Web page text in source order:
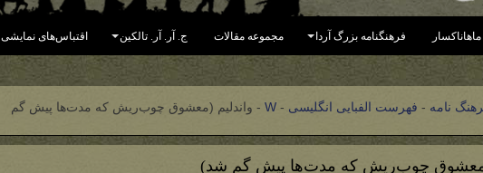
فرهنگنامه بزرگ آردا مجموعه مقالات ج. آر. آر. تالکین اقتباس‌های نمایشی
نامه - فهرست الفبایی انگلیسی -
W
- واندلیم (معشوق چوب‌ریش که مدت‌ها پیش گم
(معشوق چوب‌ریش که مدت‌ها پیش گم شد)